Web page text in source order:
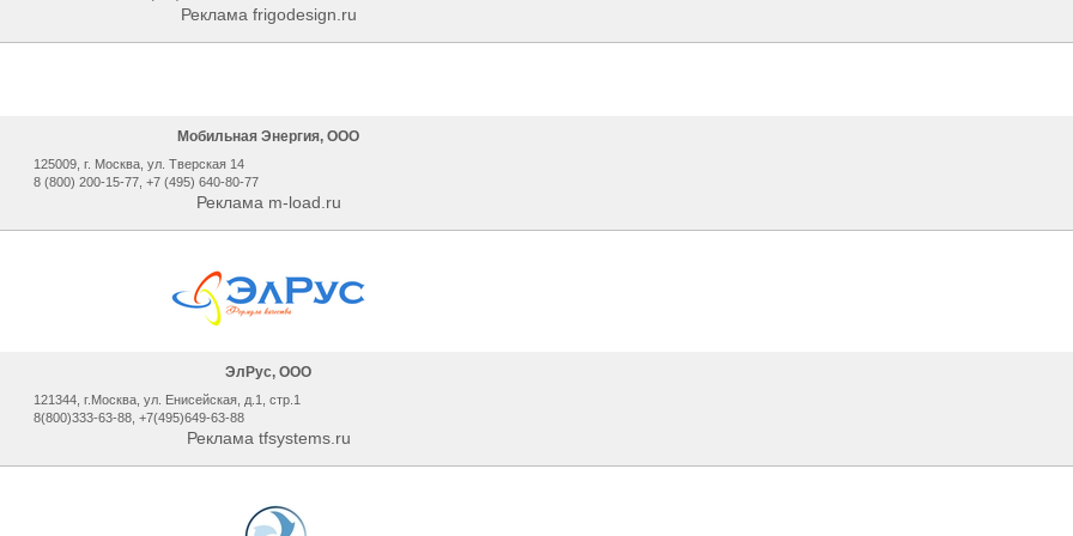
Реклама frigodesign.ru
Мобильная Энергия, ООО
125009, г. Москва, ул. Тверская 14
8 (800) 200-15-77, +7 (495) 640-80-77
Реклама m-load.ru
ЭлРус, ООО
121344, г.Москва, ул. Енисейская, д.1, стр.1
8(800)333-63-88, +7(495)649-63-88
Реклама tfsystems.ru